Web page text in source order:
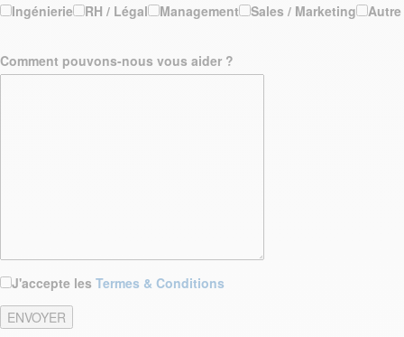
Ingénierie
RH / Légal Management Sales / Marketing Autre
Comment pouvons-nous vous aider ?
J'accepte les Termes & Conditions